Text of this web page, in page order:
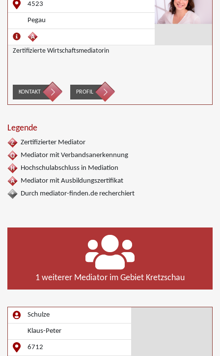
4523
Pegau
Zertifizierte Wirtschaftsmediatorin
KONTAKT PROFIL
Legende
Zertifizierter Mediator
Mediator mit Verbandsanerkennung
Hochschulabschluss in Mediation
Mediator mit Ausbildungszertifikat
Durch mediator-finden.de recherchiert
1 weiterer Mediator im Gebiet Kretzschau
Schulze
Klaus-Peter
6712